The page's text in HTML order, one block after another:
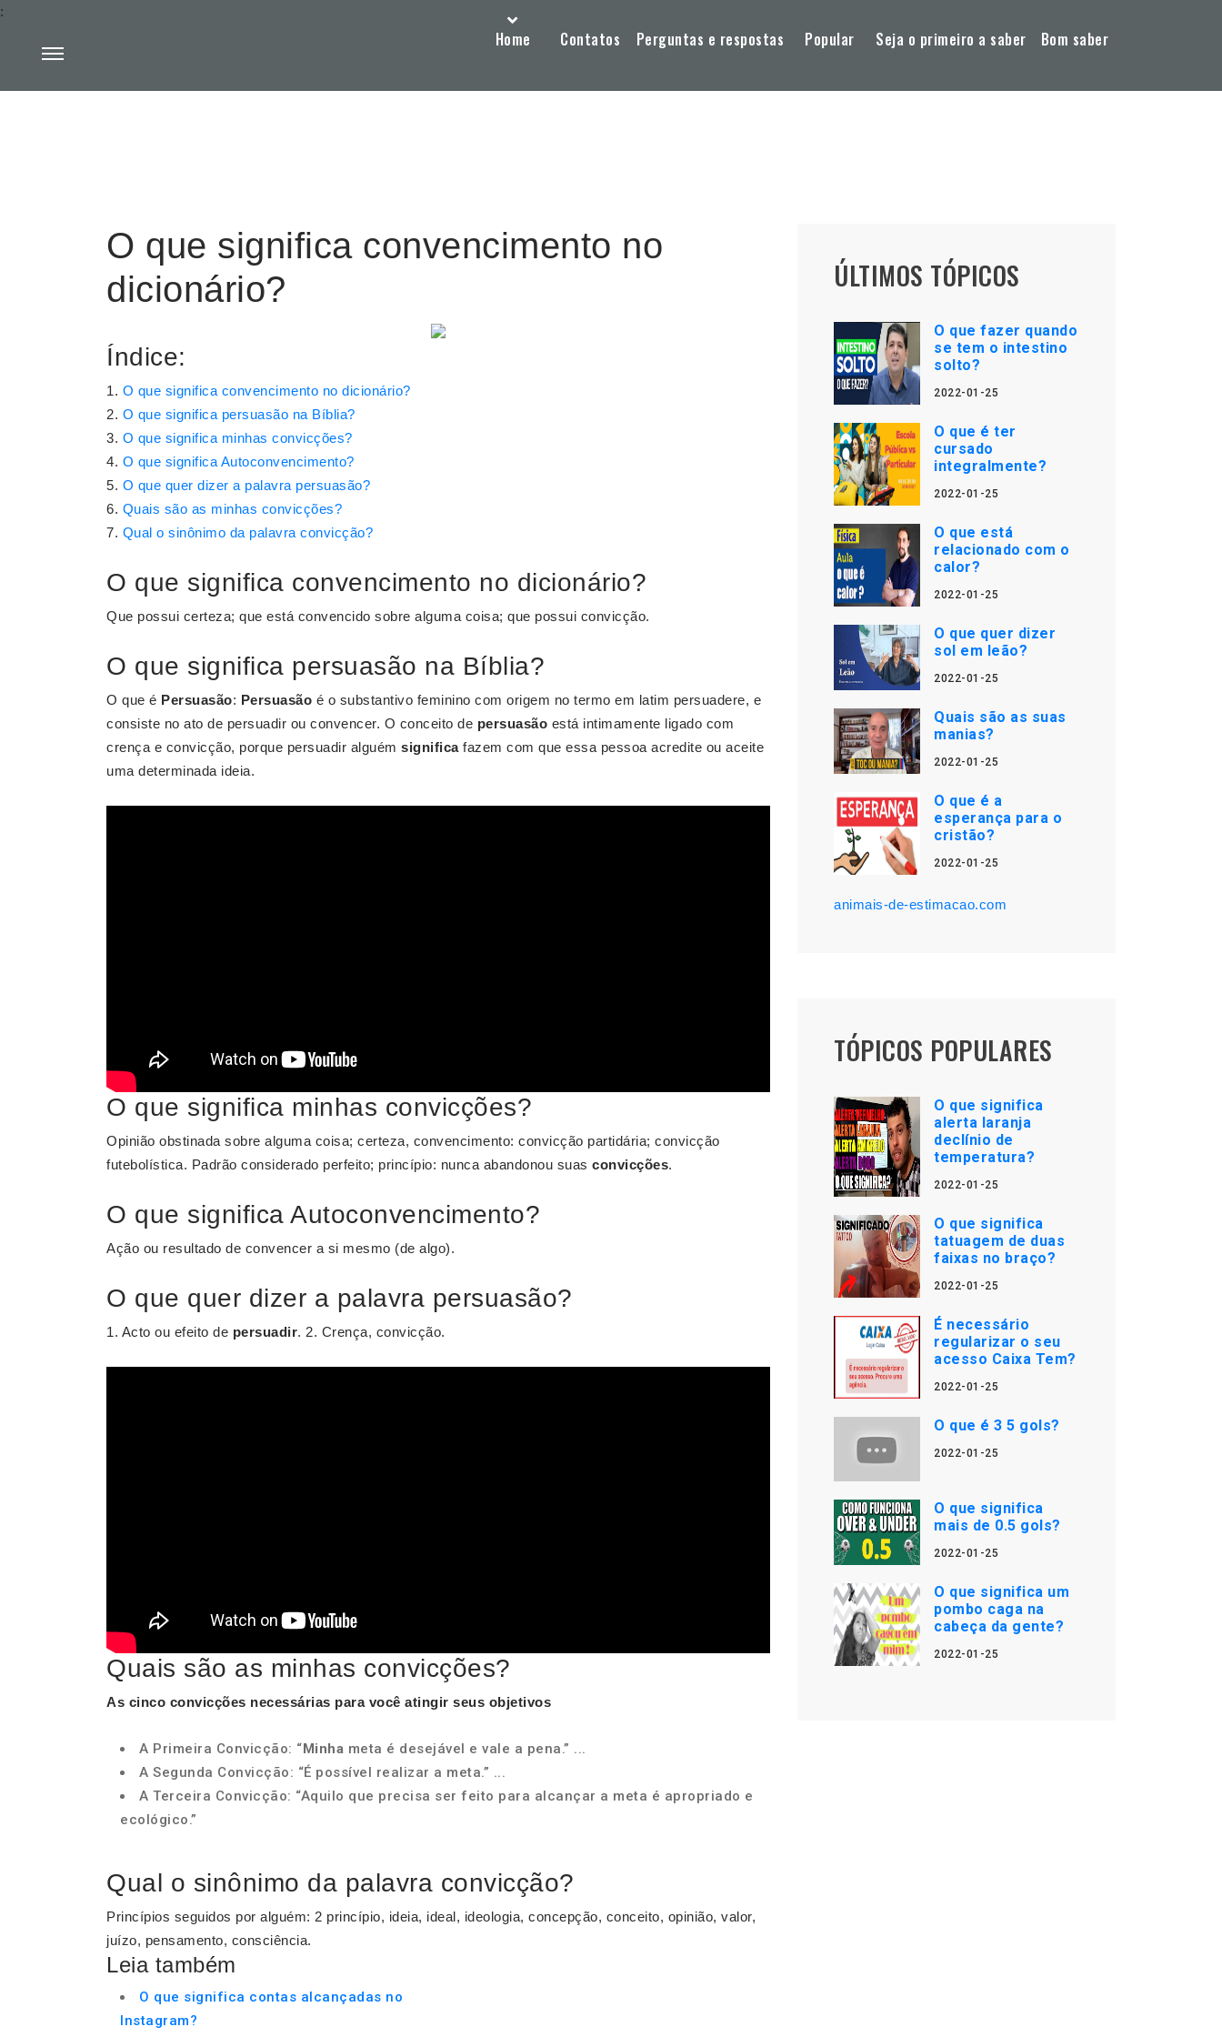
Home Contatos Perguntas e respostas Popular Seja o primeiro a saber Bom saber
:
O que significa convencimento no
dicionário?
Índice:
O que significa convencimento no dicionário?
O que significa persuasão na Bíblia?
O que significa minhas convicções?
O que significa Autoconvencimento?
O que quer dizer a palavra persuasão?
Quais são as minhas convicções?
Qual o sinônimo da palavra convicção?
O que significa convencimento no dicionário?
Que possui certeza; que está convencido sobre alguma coisa; que possui convicção.
O que significa persuasão na Bíblia?
O que é Persuasão: Persuasão é o substantivo feminino com origem no termo em latim persuadere, e
consiste no ato de persuadir ou convencer. O conceito de persuasão está intimamente ligado com
crença e convicção, porque persuadir alguém significafazem com que essa pessoa acredite ou aceite
uma determinada ideia.
O que significa minhas convicções?
Opinião obstinada sobre alguma coisa; certeza, convencimento: convicção partidária; convicção
futebolística. Padrão considerado perfeito; princípio: nunca abandonou suas convicções.
O que significa Autoconvencimento?
Ação ou resultado de convencer a si mesmo (de algo).
O que quer dizer a palavra persuasão?
1. Acto ou efeito de persuadir. 2. Crença, convicção.
Quais são as minhas convicções?
As cinco convicções necessárias para você atingir seus objetivos
A Primeira Convicção: “Minha meta é desejável e vale a pena.” ...
A Segunda Convicção: “É possível realizar a meta.” ...
A Terceira Convicção: “Aquilo que precisa ser feito para alcançar a meta é apropriado e
ecológico.”
Qual o sinônimo da palavra convicção?
Princípios seguidos por alguém: 2 princípio, ideia, ideal, ideologia, concepção, conceito, opinião, valor,
juízo, pensamento, consciência.
Leia também
O que significa contas alcançadas no
Instagram?
ÚLTIMOS TÓPICOS
O que fazer quando
se tem o intestino
solto?
2022-01-25
O que é ter
cursado
integralmente?
2022-01-25
O que está
relacionado com o
calor?
2022-01-25
O que quer dizer
sol em leão?
2022-01-25
Quais são as suas
manias?
2022-01-25
O que é a
esperança para o
cristão?
2022-01-25
animais-de-estimacao.com
TÓPICOS POPULARES
O que significa
alerta laranja
declínio de
temperatura?
2022-01-25
O que significa
tatuagem de duas
faixas no braço?
2022-01-25
É necessário
regularizar o seu
acesso Caixa Tem?
2022-01-25
O que é 3 5 gols?
2022-01-25
O que significa
mais de 0.5 gols?
2022-01-25
O que significa um
pombo caga na
cabeça da gente?
2022-01-25